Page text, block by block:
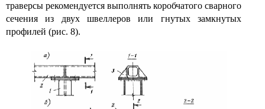
траверсы рекомендуется выполнять коробчатого сварного
сечения из двух швеллеров или гнутых замкнутых
профилей (рис. 8).